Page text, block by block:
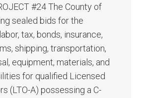
#24 The County of
sealed bids for the
tax, bonds, insurance,
shipping, transportation,
equipment, materials, and
for qualified Licensed
(LTO-A) possessing a C-